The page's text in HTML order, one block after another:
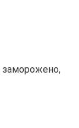
заморожено,